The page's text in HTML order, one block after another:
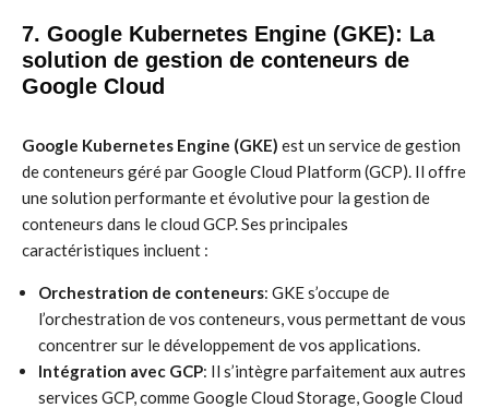
7. Google Kubernetes Engine (GKE): La
solution de gestion de conteneurs de
Google Cloud
Google Kubernetes Engine (GKE) est un service de gestion
de conteneurs géré par Google Cloud Platform (GCP). Il offre
une solution performante et évolutive pour la gestion de
conteneurs dans le cloud GCP. Ses principales
caractéristiques incluent :
Orchestration de conteneurs: GKE s’occupe de
l’orchestration de vos conteneurs, vous permettant de vous
concentrer sur le développement de vos applications.
Intégration avec GCP: Il s’intègre parfaitement aux autres
services GCP, comme Google Cloud Storage, Google Cloud